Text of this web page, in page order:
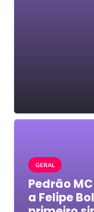
GERAL
Pedrão
a Felipe